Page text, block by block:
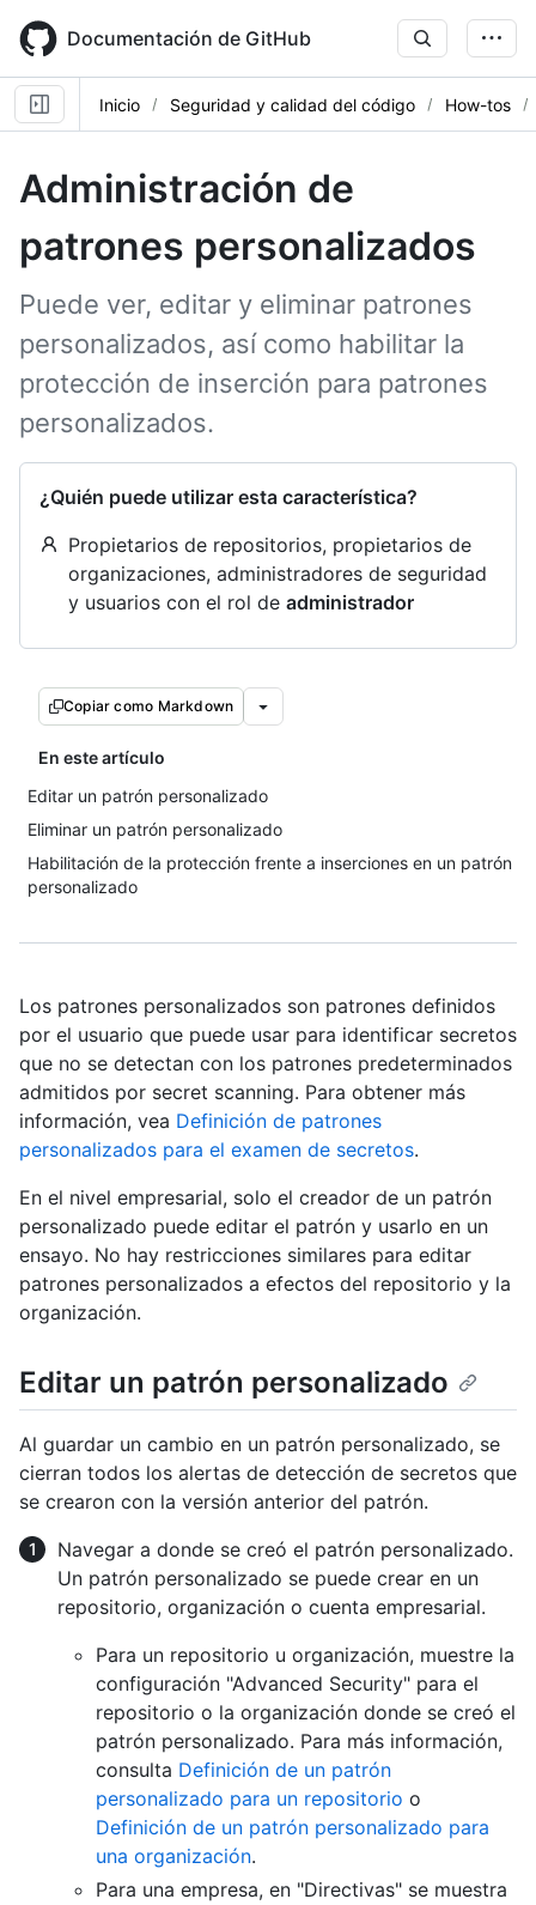
main
content
Documentación de GitHub
Inicio Seguridad y calidad del código How-tos
Administración de
patrones personalizados
Puede ver, editar y eliminar patrones
personalizados, así como habilitar la
protección de inserción para patrones
personalizados.
¿Quién puede utilizar esta característica?
Propietarios de repositorios, propietarios de
organizaciones, administradores de seguridad
y usuarios con el rol de administrador
Copiar como Markdown
En este artículo
Editar un patrón personalizado
Eliminar un patrón personalizado
Habilitación de la protección frente a inserciones en un patrón
personalizado
Los patrones personalizados son patrones definidos
por el usuario que puede usar para identificar secretos
que no se detectan con los patrones predeterminados
admitidos por secret scanning. Para obtener más
información, vea Definición de patrones
personalizados para el examen de secretos.
En el nivel empresarial, solo el creador de un patrón
personalizado puede editar el patrón y usarlo en un
ensayo. No hay restricciones similares para editar
patrones personalizados a efectos del repositorio y la
organización.
Editar un patrón personalizado
Al guardar un cambio en un patrón personalizado, se
cierran todos los alertas de detección de secretos que
se crearon con la versión anterior del patrón.
Navegar a donde se creó el patrón personalizado.
Un patrón personalizado se puede crear en un
repositorio, organización o cuenta empresarial.
Para un repositorio u organización, muestre la
configuración "Advanced Security" para el
repositorio o la organización donde se creó el
patrón personalizado. Para más información,
consulta Definición de un patrón
personalizado para un repositorio o
Definición de un patrón personalizado para
una organización.
Para una empresa, en "Directivas" se muestra